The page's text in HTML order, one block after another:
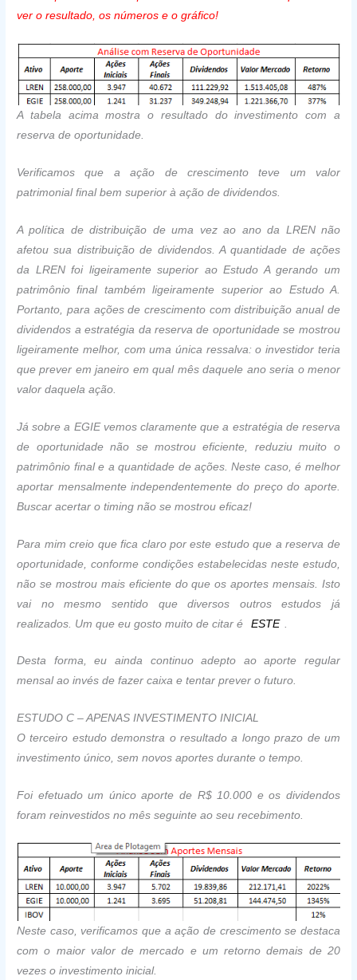
ver o resultado, os números e o gráfico!
A tabela acima mostra o resultado do investimento com a
reserva de oportunidade.
Verificamos que a ação de crescimento teve um valor
patrimonial final bem superior à ação de dividendos.
A política de distribuição de uma vez ao ano da LREN não
afetou sua distribuição de dividendos. A quantidade de ações
da LREN foi ligeiramente superior ao Estudo A gerando um
patrimônio final também ligeiramente superior ao Estudo A.
Portanto, para ações de crescimento com distribuição anual de
dividendos a estratégia da reserva de oportunidade se mostrou
ligeiramente melhor, com uma única ressalva: o investidor teria
que prever em janeiro em qual mês daquele ano seria o menor
valor daquela ação.
Já sobre a EGIE vemos claramente que a estratégia de reserva
de oportunidade não se mostrou eficiente, reduziu muito o
patrimônio final e a quantidade de ações. Neste caso, é melhor
aportar mensalmente independentemente do preço do aporte.
Buscar acertar o timing não se mostrou eficaz!
Para mim creio que fica claro por este estudo que a reserva de
oportunidade, conforme condições estabelecidas neste estudo,
não se mostrou mais eficiente do que os aportes mensais. Isto
vai no mesmo sentido que diversos outros estudos já
realizados. Um que eu gosto muito de citar é
ESTE
Desta forma, eu ainda continuo adepto ao aporte regular
mensal ao invés de fazer caixa e tentar prever o futuro.
ESTUDO C – APENAS INVESTIMENTO INICIAL
O terceiro estudo demonstra o resultado a longo prazo de um
investimento único, sem novos aportes durante o tempo.
Foi efetuado um único aporte de R$ 10.000 e os dividendos
foram reinvestidos no mês seguinte ao seu recebimento.
Neste caso, verificamos que a ação de crescimento se destaca
com o maior valor de mercado e um retorno demais de 20
vezes o investimento inicial.